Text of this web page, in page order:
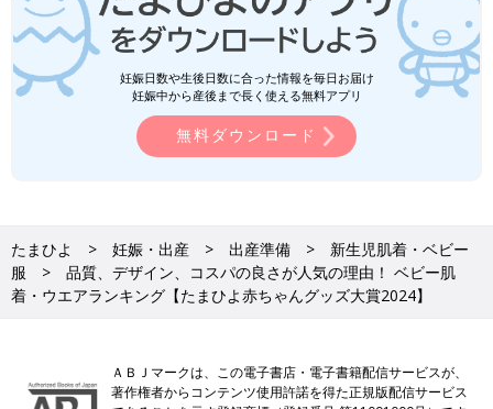
妊娠日数や生後日数に合った情報を毎日お届け
妊娠中から産後まで長く使える無料アプリ
無料ダウンロード
たまひよ 妊娠・出産 出産準備
新生児肌着・ベビー
服
品質、デザイン、コスパの良さが人気の理由！ ベビー肌
着・ウエアランキング【たまひよ赤ちゃんグッズ大賞2024】
ＡＢＪマークは、この電子書店・電子書籍配信サービスが、
著作権者からコンテンツ使用許諾を得た正規版配信サービス